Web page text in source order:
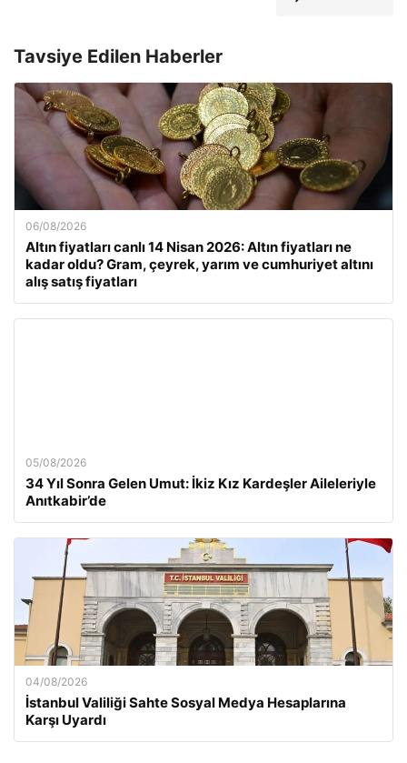
Tavsiye Edilen Haberler
06/08/2026
Altın fiyatları canlı 14 Nisan 2026: Altın fiyatları ne
kadar oldu? Gram, çeyrek, yarım ve cumhuriyet altını
alış satış fiyatları
05/08/2026
34 Yıl Sonra Gelen Umut: İkiz Kız Kardeşler Aileleriyle
Anıtkabir’de
04/08/2026
İstanbul Valiliği Sahte Sosyal Medya Hesaplarına
Karşı Uyardı